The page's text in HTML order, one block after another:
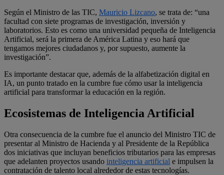
Según el Ministro de las TIC, Mauricio Lizcano, se trata de: “una
facultad con siete programas de investigación, inversión y
laboratorios. Esto es como una universidad pequeña de Inteligencia
Artificial, será la primera de América Latina y eso hará que
tengamos mejores ciudadanos y, por supuesto, aumente la
investigación”.
Es importante destacar que, además de la alfabetización digital en
IA, un punto tratado en la cumbre fue cómo usar la inteligencia
artificial para transformar la educación en la región.
Ecosistemas de Inteligencia Artificial
Otra consecuencia de la cumbre fue el anuncio del Ministro TIC de
presentar al Ministro de Hacienda y al Presidente de la República
dos iniciativas que incluyan beneficios tributarios para las empresas
que adelanten proyectos usando inteligencia artificial e impulsen la
contratación de talento local alrededor de estas tecnologías.